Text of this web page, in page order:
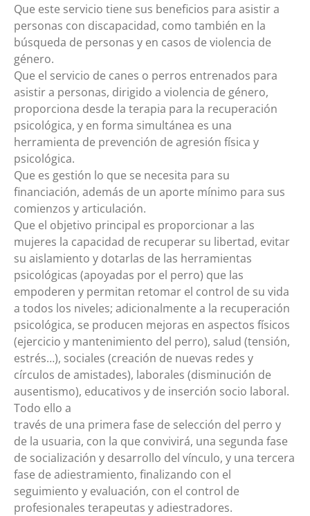
Que este servicio tiene sus beneficios para asistir a
personas con discapacidad, como también en la
búsqueda de personas y en casos de violencia de
género.
Que el servicio de canes o perros entrenados para
asistir a personas, dirigido a violencia de género,
proporciona desde la terapia para la recuperación
psicológica, y en forma simultánea es una
herramienta de prevención de agresión física y
psicológica.
Que es gestión lo que se necesita para su
financiación, además de un aporte mínimo para sus
comienzos y articulación.
Que el objetivo principal es proporcionar a las
mujeres la capacidad de recuperar su libertad, evitar
su aislamiento y dotarlas de las herramientas
psicológicas (apoyadas por el perro) que las
empoderen y permitan retomar el control de su vida
a todos los niveles; adicionalmente a la recuperación
psicológica, se producen mejoras en aspectos físicos
(ejercicio y mantenimiento del perro), salud (tensión,
estrés…), sociales (creación de nuevas redes y
círculos de amistades), laborales (disminución de
ausentismo), educativos y de inserción socio laboral.
Todo ello a
través de una primera fase de selección del perro y
de la usuaria, con la que convivirá, una segunda fase
de socialización y desarrollo del vínculo, y una tercera
fase de adiestramiento, finalizando con el
seguimiento y evaluación, con el control de
profesionales terapeutas y adiestradores.